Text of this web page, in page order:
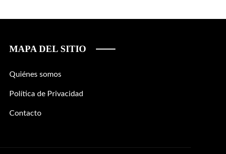
MAPA DEL SITIO
Quiénes somos
Política de Privacidad
Contacto